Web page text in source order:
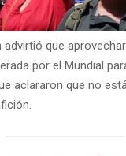
advirtió que
por el Mundial
aclararon que no